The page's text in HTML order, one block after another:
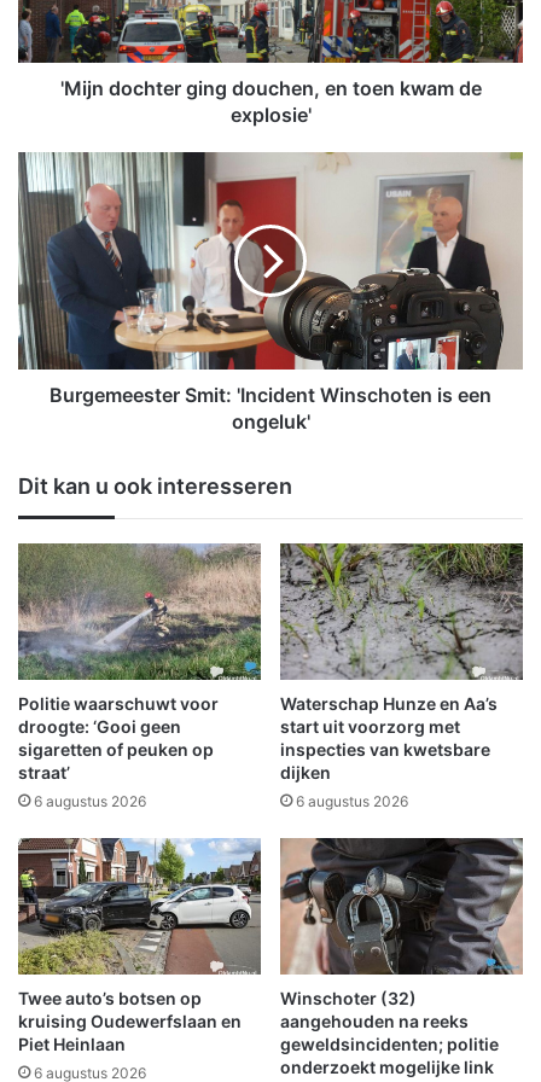
o
c
h
g
i
n
g
d
o
u
c
h
n
t
o
e
n
k
w
a
m
d
e
e
x
l
o
s
i
e
'
'Mijn dochter ging douchen, en toen kwam de
explosie'
B
u
r
g
e
m
e
e
s
m
i
t
:
'
I
n
c
i
d
e
n
t
i
n
s
c
h
o
t
e
n
i
Burgemeester Smit: 'Incident Winschoten is een
ongeluk'
Dit kan u ook interesseren
Politie waarschuwt voor
droogte: ‘Gooi geen
sigaretten of peuken op
straat’
6 augustus 2026
Waterschap Hunze en Aa’s
start uit voorzorg met
inspecties van kwetsbare
dijken
6 augustus 2026
Twee auto’s botsen op
kruising Oudewerfslaan en
Piet Heinlaan
6 augustus 2026
Winschoter (32)
aangehouden na reeks
geweldsincidenten; politie
onderzoekt mogelijke link